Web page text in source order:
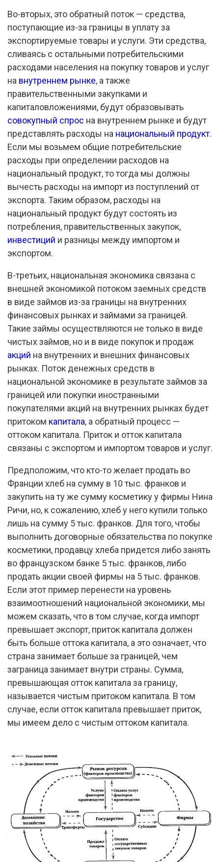
Во-вторых, это обратный поток — средства,
поступающие из-за границы в уплату за
экспортируемые товары и услуги. Эти средства,
сливаясь с остальными потребительскими
расходами населения на покупку товаров и услуг
на внутреннем рынке, а также
правительственными закупками и
капиталовложениями, будут образовывать
совокупный спрос на внутреннем рынке и будут
представлять расходы на национальный продукт.
Если мы возьмем общие потребительские
расходы при определении расходов на
национальный продукт, то тогда мы должны
вычесть расходы на импорт из поступлений от
экспорта. Таким образом, расходы на
национальный продукт будут состоять из
потребления, правительственных закупок,
инвестиций и разницы между импортом и
экспортом.
В-третьих, национальная экономика связана с
внешней экономикой потоком заемных средств
в виде займов из-за границы на внутренних
финансовых рынках и займами за границей.
Такие займы осуществляются не только в виде
чистых займов, но и в виде покупок и продаж
акций на внутренних и внешних финансовых
рынках. Поток денежных средств в
национальной экономике в результате займов за
границей или покупки иностранными
покупателями акций на внутренних рынках будет
притоком капитала, а обратный процесс —
оттоком капитала. Приток и отток капитала
связаны с экспортом и импортом товаров и услуг.
Предположим, что кто-то желает продать во
Франции хлеб на сумму в 10 тыс. франков и
закупить на ту же сумму косметику у фирмы Нина
Ричи, но, к сожалению, хлеб у него купили только
лишь на сумму 5 тыс. франков. Для того, чтобы
выполнить договорные обязательства по покупке
косметики, продавцу хлеба придется либо занять
во французском банке 5 тыс. франков, либо
продать акции своей фирмы на 5 тыс. франков.
Если этот пример перенести на уровень
взаимоотношений национальной экономики, мы
можем сказать, что в том случае, когда импорт
превышает экспорт, приток капитала должен
быть больше оттока капитала, а это означает, что
страна занимает больше за границей, чем
заграница занимает внутри страны. Сумма,
превышающая отток капитала за границу,
называется чистым притоком капитала. В том
случае, если отток капитала превышает приток,
мы имеем дело с чистым оттоком капитала.